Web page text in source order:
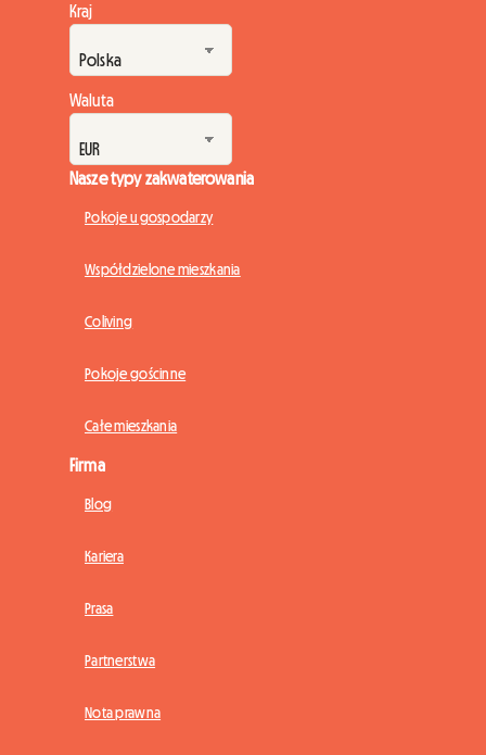
Kraj
Waluta
Nasze typy zakwaterowania
Pokoje u gospodarzy
Współdzielone mieszkania
Coliving
Pokoje gościnne
Całe mieszkania
Firma
Blog
Kariera
Prasa
Partnerstwa
Nota prawna